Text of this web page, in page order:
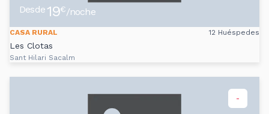
Desde 19€/noche
CASA RURAL 12 Huéspedes
Les Clotas
Sant Hilari Sacalm
-